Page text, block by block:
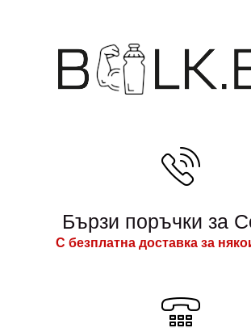
Бързи поръчки за
С безплатна доставка за